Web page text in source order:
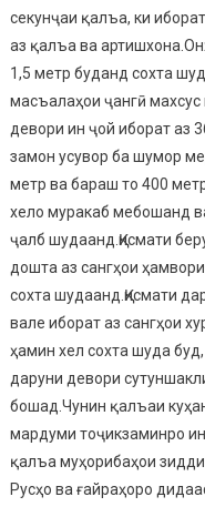
секунҷаи қалъа, ки
аз қалъа ва
1,5 метр буданд сохта
масъалаҳои ҷангӣ
девори ин ҷой иборат аз
замон усувор ба шумор
метр ва бараш то 400
хело муракаб мебошанд
ҷалб шудаанд.Қисмати
дошта аз сангҳои
сохта шудаанд.Қисмати
вале иборат аз сангҳои
ҳамин хел сохта шуда
даруни девори
бошад.Чунин қалъаи
мардуми тоҷикзаминро
қалъа муҳорибаҳои
Русҳо ва ғайраҳоро